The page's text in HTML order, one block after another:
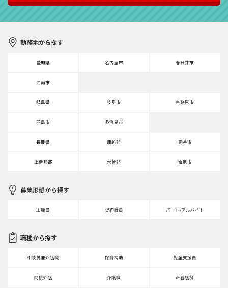
勤務地から探す
愛知県 名古屋市 春日井市
江南市
岐阜県 岐阜市 各務原市
羽島市 多治見市
長野県 諏訪郡 岡谷市
上伊那郡 木曽郡 塩尻市
募集形態から探す
正職員 契約職員 パート/アルバイト
職種から探す
相談員兼介護職 保育補助 児童支援員
間接介護 介護職 正看護師